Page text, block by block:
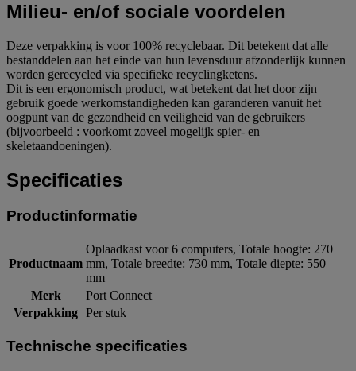
Milieu- en/of sociale voordelen
Deze verpakking is voor 100% recyclebaar. Dit betekent dat alle
bestanddelen aan het einde van hun levensduur afzonderlijk kunnen
worden gerecycled via specifieke recyclingketens.
Dit is een ergonomisch product, wat betekent dat het door zijn
gebruik goede werkomstandigheden kan garanderen vanuit het
oogpunt van de gezondheid en veiligheid van de gebruikers
(bijvoorbeeld : voorkomt zoveel mogelijk spier- en
skeletaandoeningen).
Specificaties
Productinformatie
Productnaam
Oplaadkast voor 6 computers, Totale hoogte: 270
mm, Totale breedte: 730 mm, Totale diepte: 550
mm
Merk
Port Connect
Verpakking Per stuk
Technische specificaties